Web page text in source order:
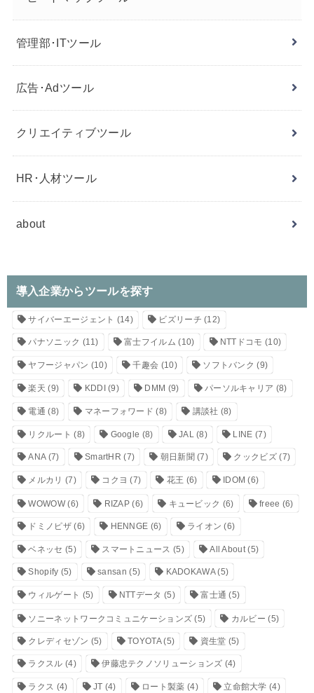
管理部･ITツール
広告･Adツール
クリエイティブツール
HR･人材ツール
about
導入企業からツールを探す
サイバーエージェント (14) ビズリーチ (12)
パナソニック (11) 富士フイルム (10) NTTドコモ (10)
ヤフージャパン (10) 千趣会 (10) ソフトバンク (9)
楽天 (9) KDDI (9) DMM (9) パーソルキャリア (8)
電通 (8) マネーフォワード (8) 講談社 (8)
リクルート (8) Google (8) JAL (8) LINE (7)
ANA(7) SmartHR (7) 朝日新聞 (7) クックビズ(7)
メルカリ (7) コクヨ (7) 花王 (6) IDOM (6)
WOWOW(6) RIZAP (6) キュービック (6) freee (6)
ドミノピザ(6) HENNGE (6) ライオン (6)
ベネッセ (5) スマートニュース (5) All About(5)
Shopify (5) sansan (5) KADOKAWA(5)
ウィルゲート (5) NTTデータ (5) 富士通 (5)
ソニーネットワークコミュニケーションズ (5) カルビー (5)
クレディセゾン (5) TOYOTA(5) 資生堂 (5)
ラクスル (4) 伊藤忠テクノソリューションズ (4)
ラクス (4) JT (4) ロート製薬 (4) 立命館大学 (4)